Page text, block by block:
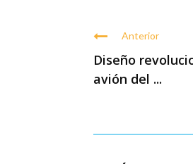
Anterior
Diseño
avión del ...